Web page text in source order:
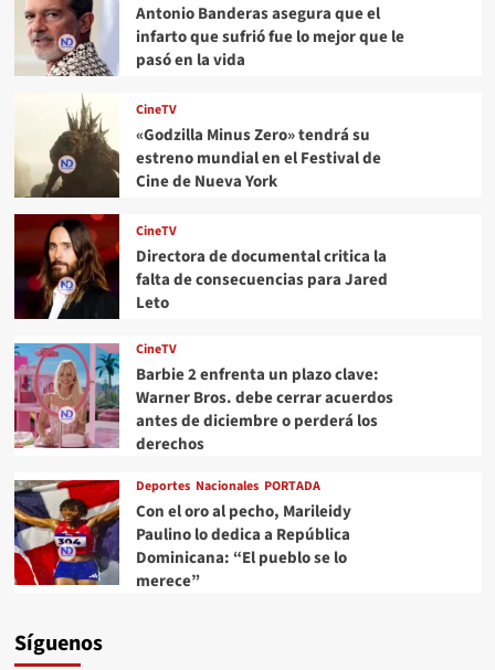
Antonio Banderas asegura que el
infarto que sufrió fue lo mejor que le
pasó en la vida
CineTV
«Godzilla Minus Zero» tendrá su
estreno mundial en el Festival de
Cine de Nueva York
CineTV
Directora de documental critica la
falta de consecuencias para Jared
Leto
CineTV
Barbie 2 enfrenta un plazo clave:
Warner Bros. debe cerrar acuerdos
antes de diciembre o perderá los
derechos
Deportes Nacionales PORTADA
Con el oro al pecho, Marileidy
Paulino lo dedica a República
Dominicana: “El pueblo se lo
merece”
Síguenos